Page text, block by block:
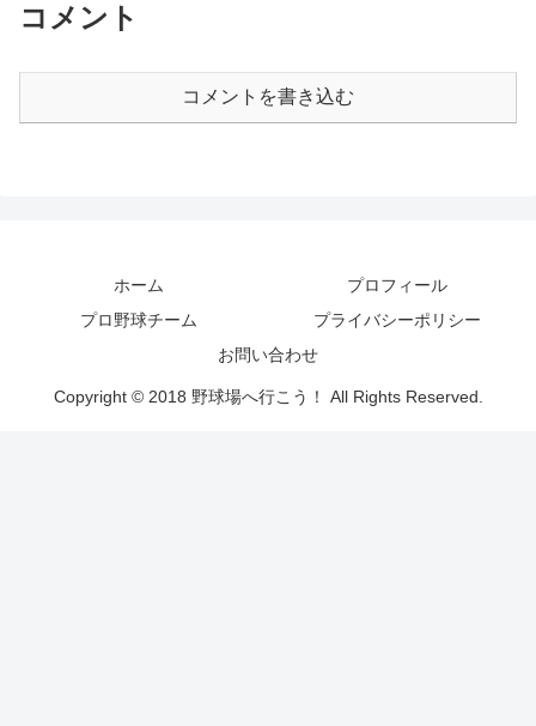
コメント
コメントを書き込む
ホーム
プロフィール
プロ野球チーム
プライバシーポリシー
お問い合わせ
Copyright © 2018 野球場へ行こう！ All Rights Reserved.